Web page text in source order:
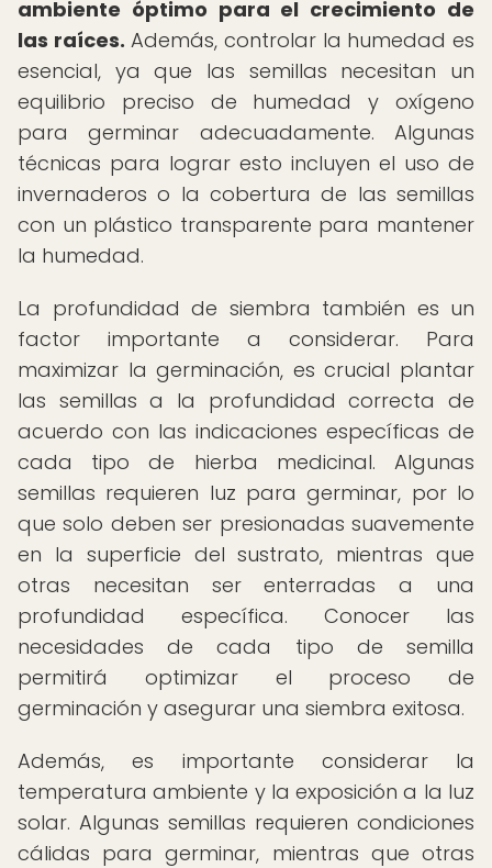
ambiente óptimo para el crecimiento de
las raíces. Además, controlar la humedad es
esencial, ya que las semillas necesitan un
equilibrio preciso de humedad y oxígeno
para germinar adecuadamente. Algunas
técnicas para lograr esto incluyen el uso de
invernaderos o la cobertura de las semillas
con un plástico transparente para mantener
la humedad.
La profundidad de siembra también es un
factor importante a considerar. Para
maximizar la germinación, es crucial plantar
las semillas a la profundidad correcta de
acuerdo con las indicaciones específicas de
cada tipo de hierba medicinal. Algunas
semillas requieren luz para germinar, por lo
que solo deben ser presionadas suavemente
en la superficie del sustrato, mientras que
otras necesitan ser enterradas a una
profundidad específica. Conocer las
necesidades de cada tipo de semilla
permitirá optimizar el proceso de
germinación y asegurar una siembra exitosa.
Además, es importante considerar la
temperatura ambiente y la exposición a la luz
solar. Algunas semillas requieren condiciones
cálidas para germinar, mientras que otras